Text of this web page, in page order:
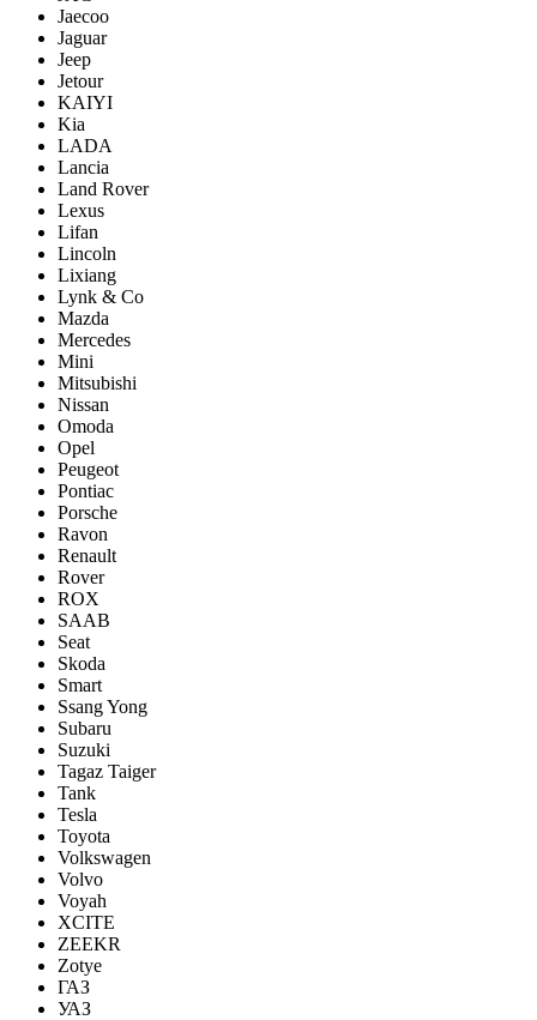
Jaecoo
Jaguar
Jeep
Jetour
KAIYI
Kia
LADA
Lancia
Land Rover
Lexus
Lifan
Lincoln
Lixiang
Lynk & Co
Mazda
Mercedes
Mini
Mitsubishi
Nissan
Omoda
Opel
Peugeot
Pontiac
Porsсhe
Ravon
Renault
Rover
ROX
SAAB
Seat
Skoda
Smart
Ssang Yong
Subaru
Suzuki
Tagaz Taiger
Tank
Tesla
Toyota
Volkswagen
Volvo
Voyah
XCITE
ZEEKR
Zotye
ГАЗ
УАЗ